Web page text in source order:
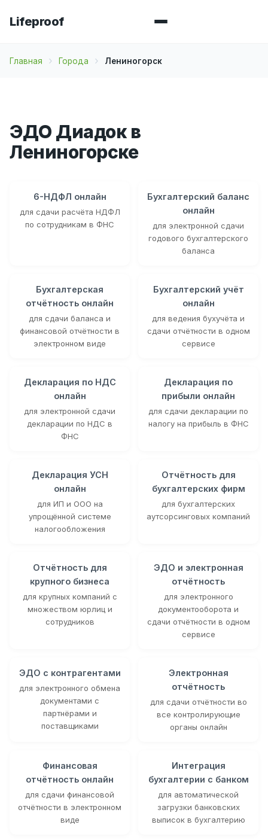
Lifeproof
Главная Города Лениногорск
ЭДО Диадок в
Лениногорске
6-НДФЛ онлайн
для сдачи расчёта НДФЛ
по сотрудникам в ФНС
Бухгалтерский баланс
онлайн
для электронной сдачи
годового бухгалтерского
баланса
Бухгалтерская
отчётность онлайн
для сдачи баланса и
финансовой отчётности в
электронном виде
Бухгалтерский учёт
онлайн
для ведения бухучёта и
сдачи отчётности в одном
сервисе
Декларация по НДС
онлайн
для электронной сдачи
декларации по НДС в
ФНС
Декларация по
прибыли онлайн
для сдачи декларации по
налогу на прибыль в ФНС
Декларация УСН
онлайн
для ИП и ООО на
упрощённой системе
налогообложения
Отчётность для
бухгалтерских фирм
для бухгалтерских
аутсорсинговых компаний
Отчётность для
крупного бизнеса
для крупных компаний с
множеством юрлиц и
сотрудников
ЭДО и электронная
отчётность
для электронного
документооборота и
сдачи отчётности в одном
сервисе
ЭДО с контрагентами
для электронного обмена
документами с
партнёрами и
поставщиками
Электронная
отчётность
для сдачи отчётности во
все контролирующие
органы онлайн
Финансовая
отчётность онлайн
для сдачи финансовой
отчётности в электронном
виде
Интеграция
бухгалтерии с банком
для автоматической
загрузки банковских
выписок в бухгалтерию